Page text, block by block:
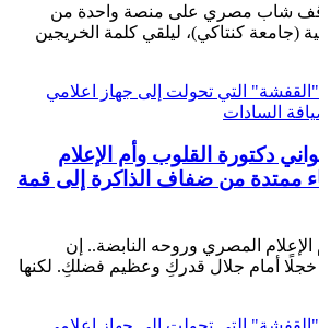
عام 2026، وقف شاب مصري على منصة واحدة من
(جامعة كنتاكي)، ليلقي كلمة الخريجين
دكتورة القلوب وأم الإعلام
ممتدة من ضفاف الذاكرة إلى قمة
الإعلام المصري وروحه النابضة.. إن
خجلًا أمام جلال قدركِ وعظيم فضلكِ. لكنها